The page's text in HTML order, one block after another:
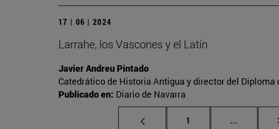
17 | 06 | 2024
Larrahe, los Vascones y el Latín
Javier Andreu Pintado
Catedrático de Historia Antigua y director del Diploma
Publicado en: Diario de Navarra
Página
1 ... Páginas